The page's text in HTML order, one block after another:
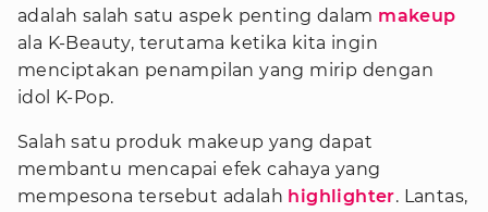
adalah salah satu aspek penting dalam makeup
ala K-Beauty, terutama ketika kita ingin
menciptakan penampilan yang mirip dengan
idol K-Pop.
Salah satu produk makeup yang dapat
membantu mencapai efek cahaya yang
mempesona tersebut adalah highlighter. Lantas,